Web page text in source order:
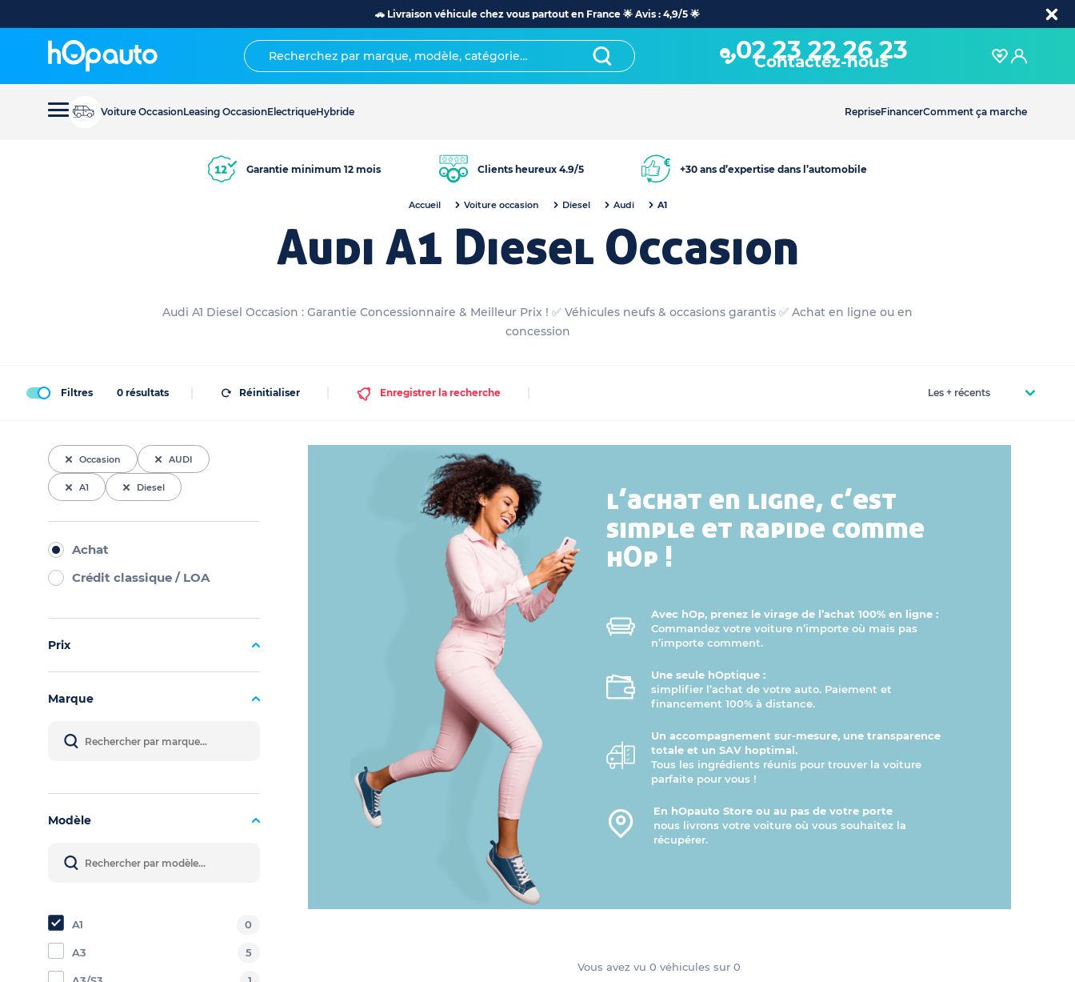
🚗 Livraison véhicule chez vous partout en France 🌟 Avis : 4,9/5 🌟
02 23 22 26 23
Contactez-nous
Voiture OccasionLeasing OccasionElectriqueHybride RepriseFinancerComment ça marche
Garantie minimum 12 mois Clients heureux 4.9/5 +30 ans d’expertise dans l’automobile
Accueil Voiture occasion Diesel Audi A1
Audi A1 Diesel Occasion
Audi A1 Diesel Occasion : Garantie Concessionnaire & Meilleur Prix ! ✅ Véhicules neufs & occasions garantis ✅ Achat en ligne ou en
concession
Filtres 0 résultats Réinitialiser Enregistrer la recherche
Occasion AUDI
A1 Diesel
Achat
Crédit classique / LOA
Prix
Marque
Modèle
A1 0
A3 5
l’achat en ligne, c’est
simple et rapide comme
hOp !
Avec hOp, prenez le virage de l’achat 100% en ligne :
Commandez votre voiture n’importe où mais pas
n’importe comment.
Une seule hOptique :
simplifier l’achat de votre auto. Paiement et
financement 100% à distance.
Un accompagnement sur-mesure, une transparence
totale et un SAV hoptimal.
Tous les ingrédients réunis pour trouver la voiture
parfaite pour vous !
En hOpauto Store ou au pas de votre porte
nous livrons votre voiture où vous souhaitez la
récupérer.
Vous avez vu 0véhicules sur0